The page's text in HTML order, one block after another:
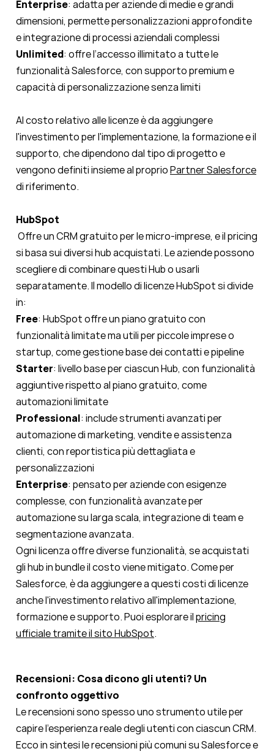
Enterprise: adatta per aziende di medie e grandi
dimensioni, permette personalizzazioni approfondite
e integrazione di processi aziendali complessi
Unlimited: offre l’accesso illimitato a tutte le
funzionalità Salesforce, con supporto premium e
capacità di personalizzazione senza limiti
Al costo relativo alle licenze è da aggiungere
l'investimento per l'implementazione, la formazione e il
supporto, che dipendono dal tipo di progetto e
vengono definiti insieme al proprioPartner Salesforce
di riferimento.
HubSpot
Offre un CRM gratuito per le micro-imprese, e il pricing
si basa sui diversi hub acquistati. Le aziende possono
scegliere di combinare questi Hub o usarli
separatamente. Il modello di licenze HubSpot si divide
in:
Free: HubSpot offre un piano gratuito con
funzionalità limitate ma utili per piccole imprese o
startup, come gestione base dei contatti e pipeline
Starter: livello base per ciascun Hub, con funzionalità
aggiuntive rispetto al piano gratuito, come
automazioni limitate
Professional: include strumenti avanzati per
automazione di marketing, vendite e assistenza
clienti, con reportistica più dettagliata e
personalizzazioni
Enterprise: pensato per aziende con esigenze
complesse, con funzionalità avanzate per
automazione su larga scala, integrazione di team e
segmentazione avanzata.
Ogni licenza offre diverse funzionalità, se acquistati
gli hub in bundle il costo viene mitigato. Come per
Salesforce, è da aggiungere a questi costi di licenze
anche l'investimento relativo all'implementazione,
formazione e supporto. Puoi esplorare ilpricing
ufficiale tramite il sito HubSpot.
Recensioni: Cosa dicono gli utenti? Un
confronto oggettivo
Le recensioni sono spesso uno strumento utile per
capire l'esperienza reale degli utenti con ciascun CRM.
Ecco in sintesi le recensioni più comuni su Salesforce e